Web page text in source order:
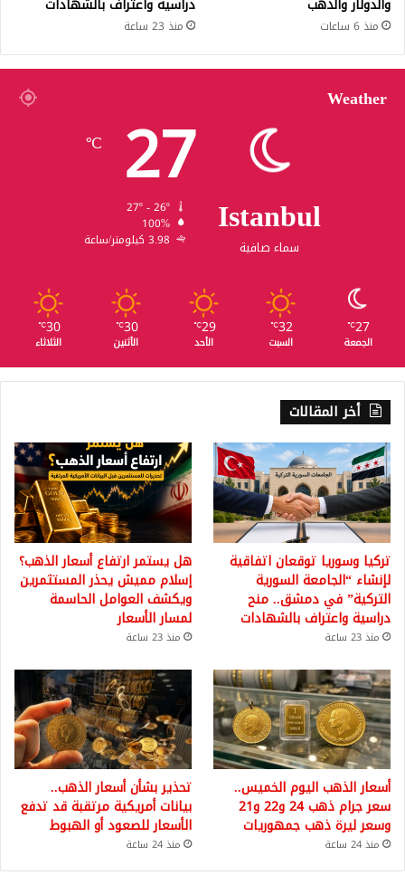
والدولار والذهب
منذ 6 ساعات
دراسية واعتراف بالشهادات
منذ 23 ساعة
Weather
Istanbul
سماء صافية
27
℃
100%
3.98 كيلومتر/ساعة
27
℃
الجمعة
32
℃
السبت
29
℃
الأحد
30
℃
الأثنين
30
℃
الثلاثاء
أخر المقالات
تركيا وسوريا توقعان اتفاقية
لإنشاء “الجامعة السورية
التركية” في دمشق.. منح
دراسية واعتراف بالشهادات
منذ 23 ساعة
هل يستمر ارتفاع أسعار الذهب؟
إسلام مميش يحذر المستثمرين
ويكشف العوامل الحاسمة
لمسار الأسعار
منذ 23 ساعة
أسعار الذهب اليوم الخميس..
سعر جرام ذهب 24 و22 و21
وسعر ليرة ذهب جمهوريات
منذ 24 ساعة
تحذير بشأن أسعار الذهب..
بيانات أمريكية مرتقبة قد تدفع
الأسعار للصعود أو الهبوط
منذ 24 ساعة